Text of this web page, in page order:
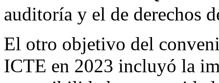
auditoría y el de derechos
El otro objetivo del
ICTE en 2023 incluyó la